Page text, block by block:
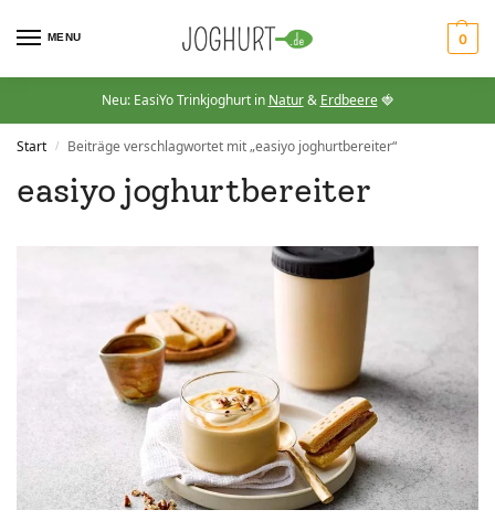
MENU 0
Neu: EasiYo Trinkjoghurt in Natur& Erdbeere🍓
Start / Beiträge verschlagwortet mit „easiyo joghurtbereiter“
easiyo joghurtbereiter